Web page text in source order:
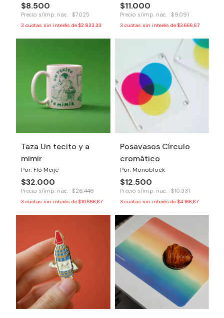
$8.500
Precio s/imp. nac. : $7.025
3 cuotas sin interés de $2.833,33
$11.000
Precio s/imp. nac. : $9.091
3 cuotas sin interés de $3.666,67
Taza Un tecito y a
mimir
Por: Flo Meije
$32.000
Precio s/imp. nac. : $26.446
3 cuotas sin interés de $10.666,67
Posavasos Círculo
cromático
Por: Monoblock
$12.500
Precio s/imp. nac. : $10.331
3 cuotas sin interés de $4.166,67